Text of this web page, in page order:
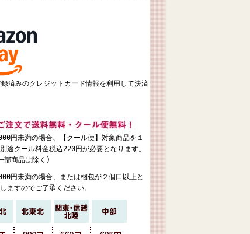
済みのクレジットカード情報を利用して決済
円未満の場合、【クール便】対象商品を１
途クール料金税込220円が必要となります。
部商品は除く)
円未満の場合、または梱包が２個口以上と
ますのでご了承ください。